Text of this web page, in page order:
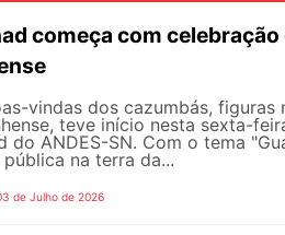
começa com
vindas dos cazumbás, figuras
teve início nesta sexta-
do ANDES-SN. Com o tema
na terra da...
de Julho de 2026